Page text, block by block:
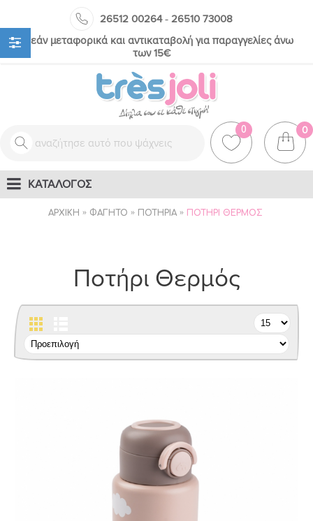
26512 00264- 26510 73008
Δωρεάν μεταφορικά και αντικαταβολή για παραγγελίες άνω
των 15€
0 0
ΚΑΤΑΛΟΓΟΣ
ΑΡΧΙΚΉ ΦΑΓΗΤΌ ΠΟΤΉΡΙΑ ΠΟΤΉΡΙ ΘΕΡΜΌΣ
Ποτήρι Θερμός